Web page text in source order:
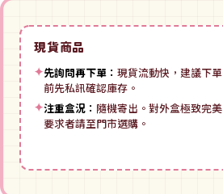
現貨商品
✦先詢問再下單： 現貨流動快，建議下單
前先私訊確認庫存。
✦注重盒況： 隨機寄出。對外盒極致完美
要求者請至門市選購。